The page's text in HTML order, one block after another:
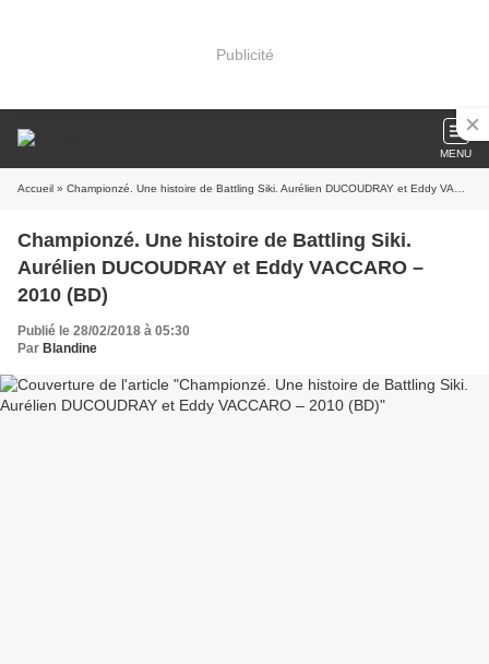
Publicité
MENU
Accueil » Championzé. Une histoire de Battling Siki. Aurélien DUCOUDRAY et Eddy VACCARO – 2010 (BD)
Championzé. Une histoire de Battling Siki.
Aurélien DUCOUDRAY et Eddy VACCARO –
2010 (BD)
Publié le 28/02/2018 à 05:30
Par Blandine